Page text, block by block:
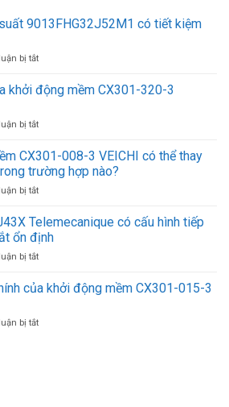
9013FHG32J52M1 có tiết kiệm
bị tắtở
tắc
áp
9013FHG32J52M1
tiết
kiệm
năng?
khởi động mềm CX301-320-3
bị tắtở
dụng
của
khởi
động
CX301-
320-
3
VEICHI
CX301-008-3 VEICHI có thể thay
trường hợp nào?
bị tắtở
động
mềm
CX301-
008-
VEICHI
thay
Telemecanique có cấu hình tiếp
ổn định
bị tắtở
Telemecanique
hình
của khởi động mềm CX301-015-3
bị tắtở